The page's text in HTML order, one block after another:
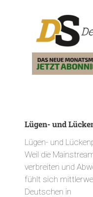
Lügen- und
Lügen- und
Weil die
verbreiten und
fühlt sich
Deutschen in